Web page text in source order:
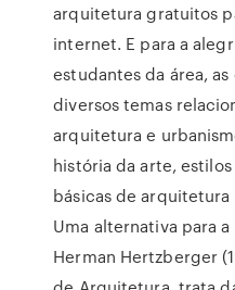
arquitetura gratuitos
internet. E para a
estudantes da área,
diversos temas
arquitetura e
história da arte,
básicas de arquitetura
Uma alternativa para
Herman Hertzberger